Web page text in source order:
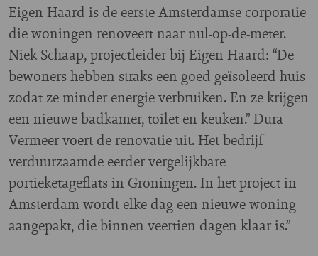
Eigen Haard is de eerste Amsterdamse corporatie
die woningen renoveert naar nul-op-de-meter.
Niek Schaap, projectleider bij Eigen Haard: “De
bewoners hebben straks een goed geïsoleerd huis
zodat ze minder energie verbruiken. En ze krijgen
een nieuwe badkamer, toilet en keuken.” Dura
Vermeer voert de renovatie uit. Het bedrijf
verduurzaamde eerder vergelijkbare
portieketageflats in Groningen. In het project in
Amsterdam wordt elke dag een nieuwe woning
aangepakt, die binnen veertien dagen klaar is.”